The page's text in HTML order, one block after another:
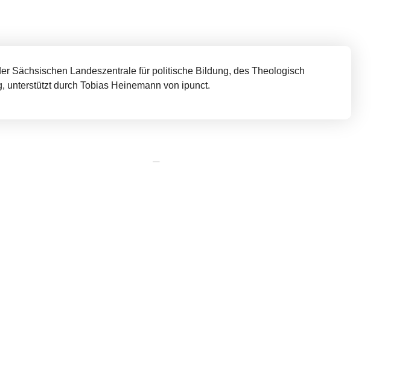
Sächsischen Landeszentrale für politische Bildung, des Theologisch
durch Tobias Heinemann von ipunct.